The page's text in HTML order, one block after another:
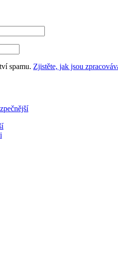
spamu. Zjistěte, jak jsou